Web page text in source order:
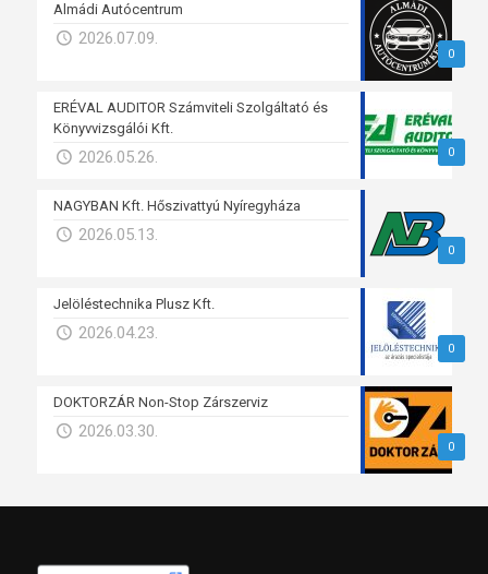
0
Almádi Autócentrum
2026.07.09.
0
ERÉVAL AUDITOR Számviteli Szolgáltató és
Könyvvizsgálói Kft.
2026.05.26.
0
NAGYBAN Kft. Hőszivattyú Nyíregyháza
2026.05.13.
0
Jelöléstechnika Plusz Kft.
2026.04.23.
0
DOKTORZÁR Non-Stop Zárszerviz
2026.03.30.